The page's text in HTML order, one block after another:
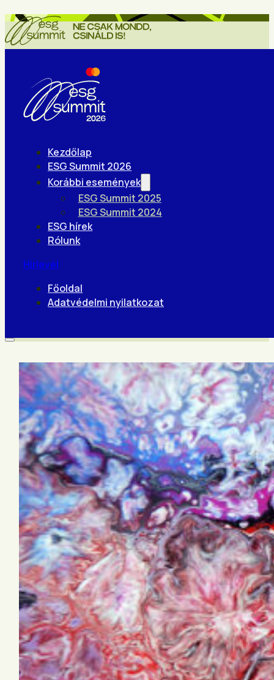
Kezdőlap
ESG Summit 2026
Korábbi események
ESG Summit 2025
ESG Summit 2024
ESG hírek
Rólunk
Hírlevél
Főoldal
Adatvédelmi nyilatkozat